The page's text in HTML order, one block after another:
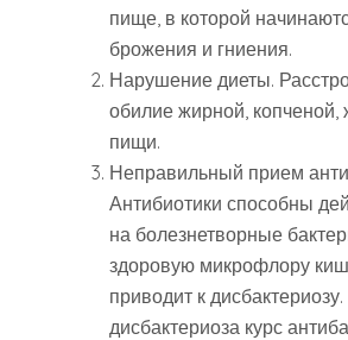
пище, в которой
брожения и гниения.
Нарушение диеты.
обилие жирной, копченой,
пищи.
Неправильный прием
Антибиотики способны
на болезнетворные
здоровую микрофлору
приводит к
дисбактериоза курс